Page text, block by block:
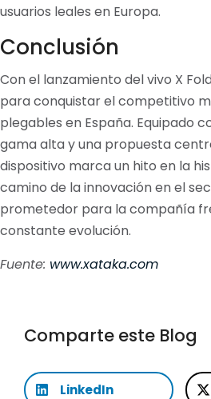
usuarios leales en Europa.
Conclusión
Con el lanzamiento del vivo X
para conquistar el competitivo
plegables en España. Equipado
gama alta y una propuesta
dispositivo marca un hito en la
camino de la innovación en el
prometedor para la compañía
constante evolución.
Fuente: www.xataka.com
Comparte este Blog
LinkedIn